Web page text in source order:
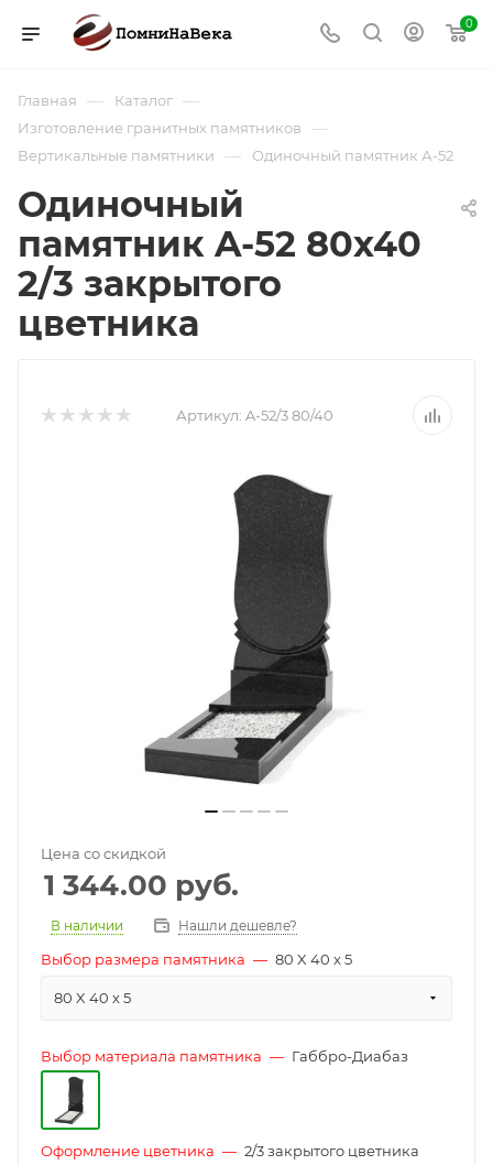
0
Главная — Каталог —
Изготовление гранитных памятников —
Вертикальные памятники — Одиночный памятник А-52
Одиночный
памятник A-52 80х40
2/3 закрытого
цветника
Артикул: A-52/3 80/40
Цена со скидкой
1 344.00 руб.
В наличии Нашли дешевле?
Выбор размера памятника — 80 X 40 x 5
80 X 40 x 5
Выбор материала памятника — Габбро-Диабаз
Оформление цветника — 2/3 закрытого цветника